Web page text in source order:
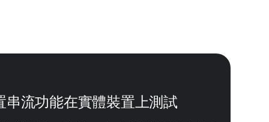
流功能在實體裝置上測試